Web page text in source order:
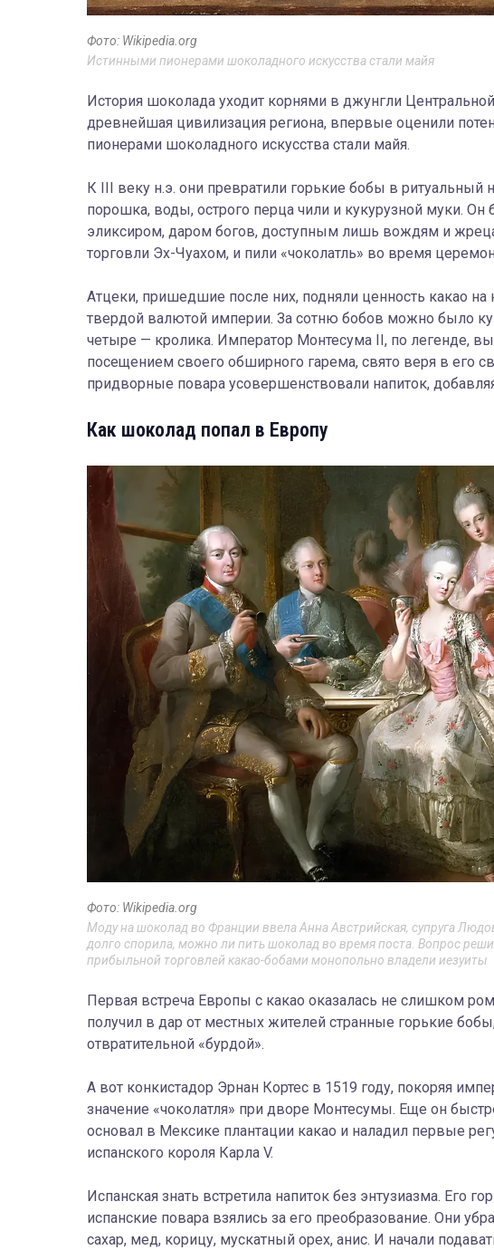
Фото: Wikipedia.org
Истинными пионерами шоколадного искусства стали майя
История шоколада уходит корнями в джунгли
древнейшая цивилизация региона, впервые оценили
пионерами шоколадного искусства стали майя.
К III веку н.э. они превратили горькие бобы в ритуальный
порошка, воды, острого перца чили и кукурузной муки.
эликсиром, даром богов, доступным лишь вождям и
торговли Эх-Чуахом, и пили «чоколатль» во время
Атцеки, пришедшие после них, подняли ценность какао
твердой валютой империи. За сотню бобов можно было
четыре — кролика. Император Монтесума II, по легенде,
посещением своего обширного гарема, свято веря в его
придворные повара усовершенствовали напиток,
Как шоколад попал в Европу
Фото: Wikipedia.org
Моду на шоколад во Франции ввела Анна Австрийская, супруга
долго спорила, можно ли пить шоколад во время поста. Вопрос
прибыльной торговлей какао-бобами монопольно владели иезуиты
Первая встреча Европы с какао оказалась не слишком
получил в дар от местных жителей странные горькие
отвратительной «бурдой».
А вот конкистадор Эрнан Кортес в 1519 году, покоряя
значение «чоколатля» при дворе Монтесумы. Еще он
основал в Мексике плантации какао и наладил первые
испанского короля Карла V.
Испанская знать встретила напиток без энтузиазма. Его
испанские повара взялись за его преобразование. Они
сахар, мед, корицу, мускатный орех, анис. И начали